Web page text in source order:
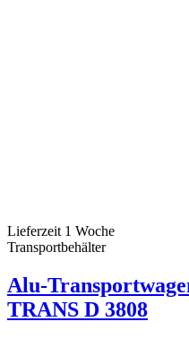
Lieferzeit 1 Woche
Transportbehälter
Alu-
TRANS D 3808